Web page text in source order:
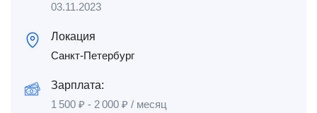
03.11.2023
Локация
Санкт-Петербург
Зарплата:
1 500 ₽ - 2 000 ₽ / месяц